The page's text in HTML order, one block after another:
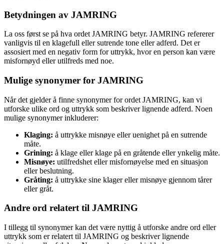
Betydningen av JAMRING
La oss først se på hva ordet JAMRING betyr. JAMRING refererer
vanligvis til en klagefull eller sutrende tone eller adferd. Det er
assosiert med en negativ form for uttrykk, hvor en person kan være
misfornøyd eller utilfreds med noe.
Mulige synonymer for JAMRING
Når det gjelder å finne synonymer for ordet JAMRING, kan vi
utforske ulike ord og uttrykk som beskriver lignende adferd. Noen
mulige synonymer inkluderer:
Klaging: å uttrykke misnøye eller uenighet på en sutrende
måte.
Grining: å klage eller klage på en gråtende eller ynkelig måte.
Misnøye: utilfredshet eller misfornøyelse med en situasjon
eller beslutning.
Gråting: å uttrykke sine klager eller misnøye gjennom tårer
eller gråt.
Andre ord relatert til JAMRING
I tillegg til synonymer kan det være nyttig å utforske andre ord eller
uttrykk som er relatert til JAMRING og beskriver lignende